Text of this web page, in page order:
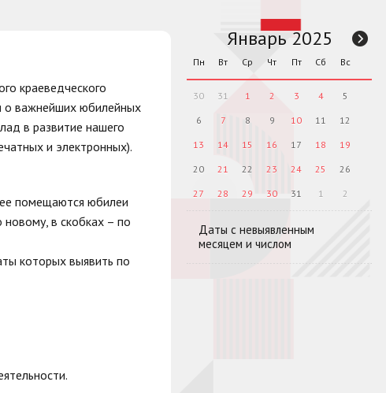
краеведческого
о важнейших юбилейных
в развитие нашего
и электронных).
помещаются юбилеи
в скобках – по
которых выявить по
Январь 2025
Пн Вт Ср Чт Пт Сб Вс
30 31 1 2 3 4 5
6 7 8 9 10 11 12
13 14 15 16 17 18 19
20 21 22 23 24 25 26
27 28 29 30 31 1 2
Даты с невыявленным
месяцем и числом